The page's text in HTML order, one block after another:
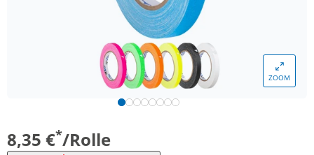
ZOOM
8,35 €*/Rolle
Preis
8,08 €